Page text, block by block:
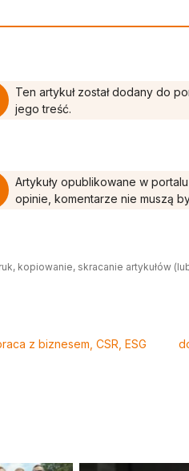
Ten artykuł został dodany do
jego treść.
Artykuły opublikowane w
opinie, komentarze nie muszą
kopiowanie, skracanie artykułów
z biznesem, CSR, ESG